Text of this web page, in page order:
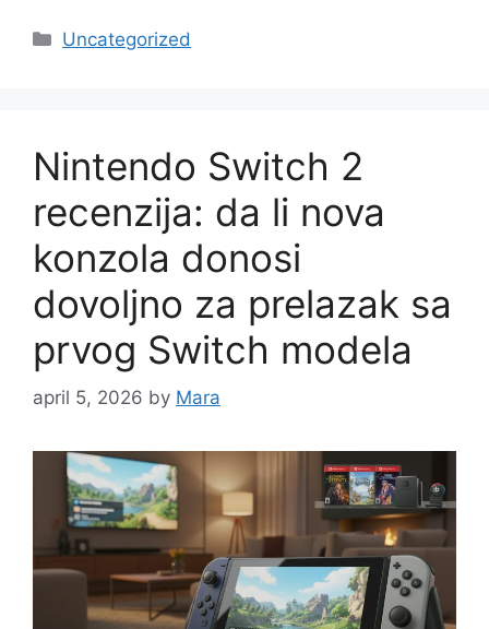
Categories
Uncategorized
Nintendo Switch 2
recenzija: da li nova
konzola donosi
dovoljno za prelazak sa
prvog Switch modela
april 5, 2026 by Mara